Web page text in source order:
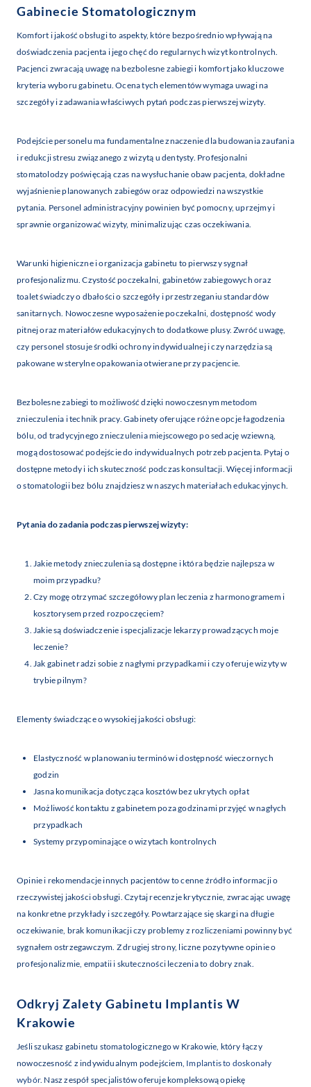
Gabinecie Stomatologicznym
Komfort i jakość obsługi to aspekty, które bezpośrednio wpływają na
doświadczenia pacjenta i jego chęć do regularnych wizyt kontrolnych.
Pacjenci zwracają uwagę na bezbolesne zabiegi i komfort jako kluczowe
kryteria wyboru gabinetu. Ocena tych elementów wymaga uwagi na
szczegóły i zadawania właściwych pytań podczas pierwszej wizyty.
Podejście personelu ma fundamentalne znaczenie dla budowania zaufania
i redukcji stresu związanego z wizytą u dentysty. Profesjonalni
stomatolodzy poświęcają czas na wysłuchanie obaw pacjenta, dokładne
wyjaśnienie planowanych zabiegów oraz odpowiedzi na wszystkie
pytania. Personel administracyjny powinien być pomocny, uprzejmy i
sprawnie organizować wizyty, minimalizując czas oczekiwania.
Warunki higieniczne i organizacja gabinetu to pierwszy sygnał
profesjonalizmu. Czystość poczekalni, gabinetów zabiegowych oraz
toalet świadczy o dbałości o szczegóły i przestrzeganiu standardów
sanitarnych. Nowoczesne wyposażenie poczekalni, dostępność wody
pitnej oraz materiałów edukacyjnych to dodatkowe plusy. Zwróć uwagę,
czy personel stosuje środki ochrony indywidualnej i czy narzędzia są
pakowane w sterylne opakowania otwierane przy pacjencie.
Bezbolesne zabiegi to możliwość dzięki nowoczesnym metodom
znieczulenia i technik pracy. Gabinety oferujące różne opcje łagodzenia
bólu, od tradycyjnego znieczulenia miejscowego po sedację wziewną,
mogą dostosować podejście do indywidualnych potrzeb pacjenta. Pytaj o
dostępne metody i ich skuteczność podczas konsultacji. Więcej informacji
o stomatologii bez bólu znajdziesz w naszych materiałach edukacyjnych.
Pytania do zadania podczas pierwszej wizyty:
Jakie metody znieczulenia są dostępne i która będzie najlepsza w
moim przypadku?
Czy mogę otrzymać szczegółowy plan leczenia z harmonogramem i
kosztorysem przed rozpoczęciem?
Jakie są doświadczenie i specjalizacje lekarzy prowadzących moje
leczenie?
Jak gabinet radzi sobie z nagłymi przypadkami i czy oferuje wizyty w
trybie pilnym?
Elementy świadczące o wysokiej jakości obsługi:
Elastyczność w planowaniu terminów i dostępność wieczornych
godzin
Jasna komunikacja dotycząca kosztów bez ukrytych opłat
Możliwość kontaktu z gabinetem poza godzinami przyjęć w nagłych
przypadkach
Systemy przypominające o wizytach kontrolnych
Opinie i rekomendacje innych pacjentów to cenne źródło informacji o
rzeczywistej jakości obsługi. Czytaj recenzje krytycznie, zwracając uwagę
na konkretne przykłady i szczegóły. Powtarzające się skargi na długie
oczekiwanie, brak komunikacji czy problemy z rozliczeniami powinny być
sygnałem ostrzegawczym. Z drugiej strony, liczne pozytywne opinie o
profesjonalizmie, empatii i skuteczności leczenia to dobry znak.
Odkryj Zalety Gabinetu Implantis W
Krakowie
Jeśli szukasz gabinetu stomatologicznego w Krakowie, który łączy
nowoczesność z indywidualnym podejściem, Implantis to doskonały
wybór. Nasz zespół specjalistów oferuje kompleksową opiekę